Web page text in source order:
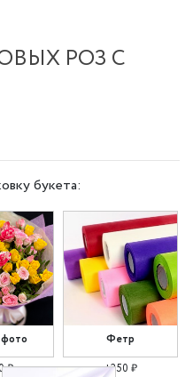
РОЗ С
букета:
₽
Фетр
+350 ₽